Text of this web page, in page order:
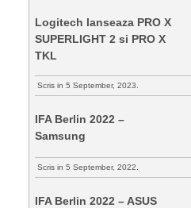
Logitech lanseaza PRO X
SUPERLIGHT 2 si PRO X
TKL
Scris in 5 September, 2023.
IFA Berlin 2022 –
Samsung
Scris in 5 September, 2022.
IFA Berlin 2022 – ASUS